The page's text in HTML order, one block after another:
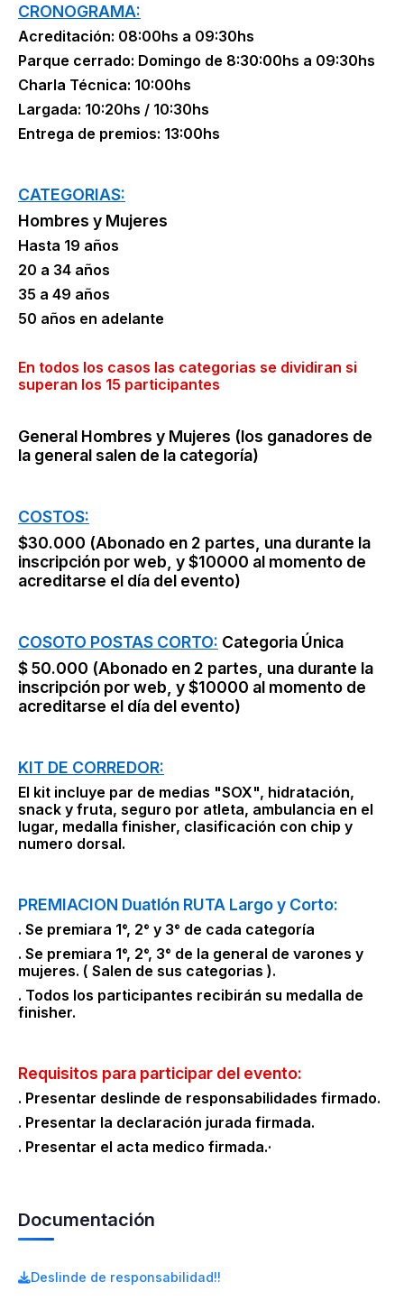
CRONOGRAMA:
Acreditación: 08:00hs a 09:30hs
Parque cerrado: Domingo de 8:30:00hs a 09:30hs
Charla Técnica: 10:00hs
Largada: 10:20hs / 10:30hs
Entrega de premios: 13:00hs
CATEGORIAS:
Hombres y Mujeres
Hasta 19 años
20 a 34 años
35 a 49 años
50 años en adelante
En todos los casos las categorias se dividiran si
superan los 15 participantes
General Hombres y Mujeres (los ganadores de
la general salen de la categoría)
COSTOS:
$30.000 (Abonado en 2 partes, una durante la
inscripción por web, y $10000 al momento de
acreditarse el día del evento)
COSOTO POSTAS CORTO: Categoria Única
$ 50.000 (Abonado en 2 partes, una durante la
inscripción por web, y $10000 al momento de
acreditarse el día del evento)
KIT DE CORREDOR:
El kit incluye par de medias "SOX", hidratación,
snack y fruta, seguro por atleta, ambulancia en el
lugar, medalla finisher, clasificación con chip y
numero dorsal.
PREMIACION Duatlón RUTA Largo y Corto:
. Se premiara 1°, 2° y 3° de cada categoría
. Se premiara 1°, 2°, 3° de la general de varones y
mujeres. ( Salen de sus categorias ).
. Todos los participantes recibirán su medalla de
finisher.
Requisitos para participar del evento:
. Presentar deslinde de responsabilidades firmado.
. Presentar la declaración jurada firmada.
. Presentar el acta medico firmada.·
Documentación
Deslinde de responsabilidad!!